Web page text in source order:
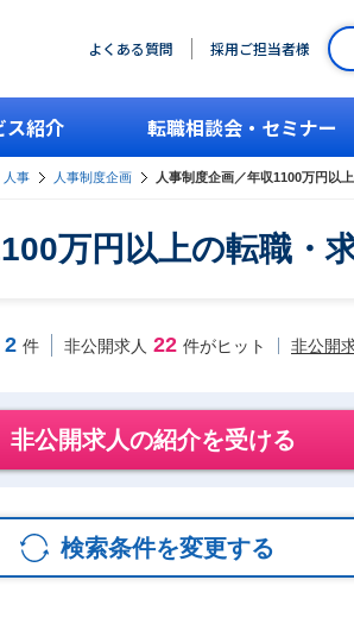
よくある質問 採用ご担当者様
ス紹介 転職相談会・セミナー
人事 人事制度企画 人事制度企画／年収1100万円以
万円以上の転職・
2 件 非公開求人 22 件がヒット 非公開
非公開求人の紹介を受ける
検索条件を変更する